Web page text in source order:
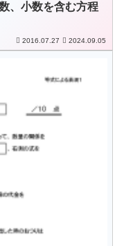
、小数を含む方程
2016.07.27 2024.09.05